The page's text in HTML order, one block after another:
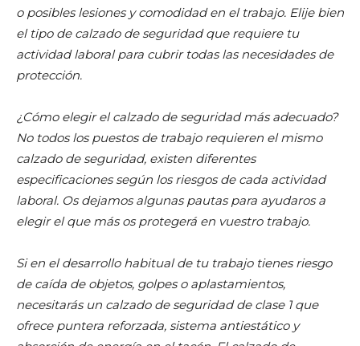
o posibles lesiones y comodidad en el trabajo. Elije bien
el tipo de calzado de seguridad que requiere tu
actividad laboral para cubrir todas las necesidades de
protección.
¿Cómo elegir el calzado de seguridad más adecuado?
No todos los puestos de trabajo requieren el mismo
calzado de seguridad, existen diferentes
especificaciones según los riesgos de cada actividad
laboral. Os dejamos algunas pautas para ayudaros a
elegir el que más os protegerá en vuestro trabajo.
Si en el desarrollo habitual de tu trabajo tienes riesgo
de caída de objetos, golpes o aplastamientos,
necesitarás un calzado de seguridad de clase 1 que
ofrece puntera reforzada, sistema antiestático y